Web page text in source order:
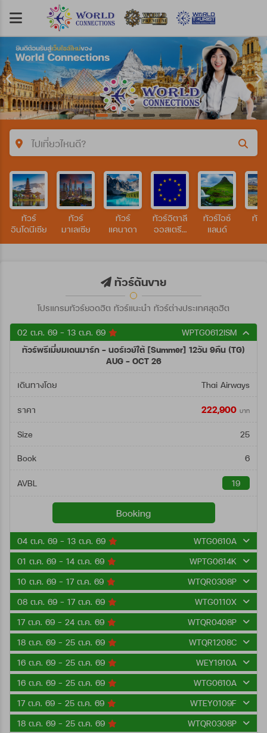
ไปเที่ยวไหนดี?
คำค้นหา/รหัสทัวร์
ประเทศ
ถึงวันที่
ค้นหา
ทัวร์
อินโดนีเซีย
ทัวร์
มาเลเซีย
ทัวร์
แคนาดา
ทัวร์อิตาลี
ออสเตรีย
ทัวร์ไอซ์
แลนด์
ทัว
ทัวร์ดันขาย
โปรแกรมทัวร์ยอดฮิต ทัวร์แนะนำ ทัวร์ต่างประเทศสุดฮิต
02 ต.ค. 69 - 13 ต.ค. 69
WPTG0612ISM
ทัวร์พรีเมี่ยมเดนมาร์ก - นอร์เวย์ใต้ [Summer] 12วัน 9คืน (TG)
AUG - OCT 26
เดินทางโดย Thai Airways
ราคา 222,900 บาท
Size 25
Book 6
AVBL 19
Booking
04 ต.ค. 69 - 13 ต.ค. 69
WTG0610A
01 ต.ค. 69 - 14 ต.ค. 69
WPTG0614K
10 ต.ค. 69 - 17 ต.ค. 69
WTQR0308P
08 ต.ค. 69 - 17 ต.ค. 69
WTG0110X
17 ต.ค. 69 - 24 ต.ค. 69
WTQR0408P
18 ต.ค. 69 - 25 ต.ค. 69
WTQR1208C
16 ต.ค. 69 - 25 ต.ค. 69
WEY1910A
16 ต.ค. 69 - 25 ต.ค. 69
WTG0610A
17 ต.ค. 69 - 25 ต.ค. 69
WTEY0109F
18 ต.ค. 69 - 25 ต.ค. 69
WTQR0308P